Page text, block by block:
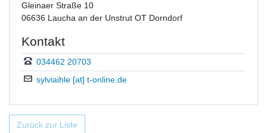
Gleinaer Straße 10
06636 Laucha an der Unstrut OT Dorndorf
Kontakt
034462 20703
sylviaihle [at] t-online.de
Zurück zur Liste